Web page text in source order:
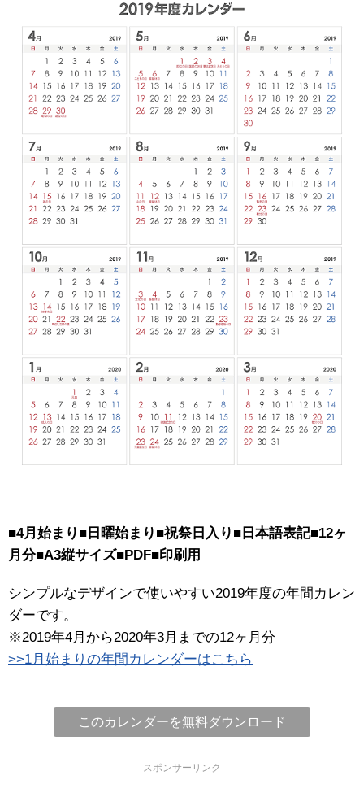
■4月始まり■日曜始まり■祝祭日入り■日本語表記■12ヶ
月分■A3縦サイズ■PDF■印刷用
シンプルなデザインで使いやすい2019年度の年間カレン
ダーです。
※2019年4月から2020年3月までの12ヶ月分
>>1月始まりの年間カレンダーはこちら
このカレンダーを無料ダウンロード
スポンサーリンク